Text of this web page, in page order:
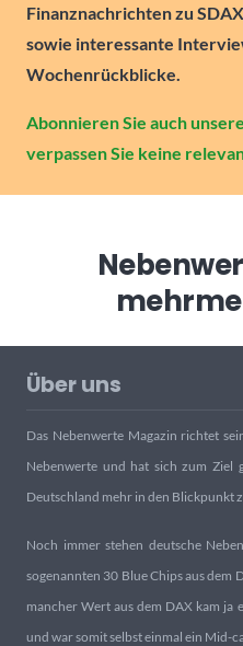
Finanznachrichten zu
sowie interessante
Wochenrückblicke.
Abonnieren Sie auch
verpassen Sie keine
mehr
Über uns
Das Nebenwerte Magazin richtet
Nebenwerte und hat sich zum Ziel
Deutschland mehr in den Blickpunkt
Noch immer stehen deutsche
sogenannten 30 Blue Chips aus dem
mancher Wert aus dem DAX kam ja
und war somit selbst einmal ein Mid-